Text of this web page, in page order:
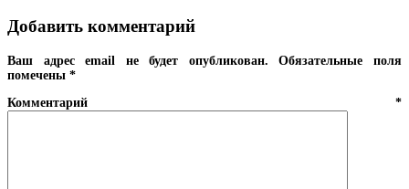
Добавить комментарий
Ваш адрес email не будет опубликован.
Обязательные поля
помечены *
Комментарий *